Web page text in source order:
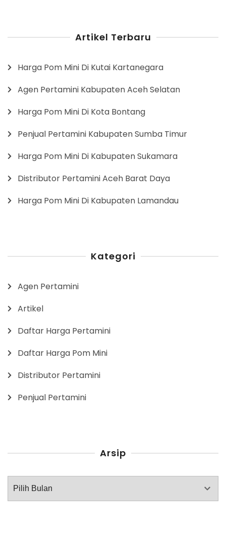
Artikel Terbaru
Harga Pom Mini Di Kutai Kartanegara
Agen Pertamini Kabupaten Aceh Selatan
Harga Pom Mini Di Kota Bontang
Penjual Pertamini Kabupaten Sumba Timur
Harga Pom Mini Di Kabupaten Sukamara
Distributor Pertamini Aceh Barat Daya
Harga Pom Mini Di Kabupaten Lamandau
Kategori
Agen Pertamini
Artikel
Daftar Harga Pertamini
Daftar Harga Pom Mini
Distributor Pertamini
Penjual Pertamini
Arsip
Arsip